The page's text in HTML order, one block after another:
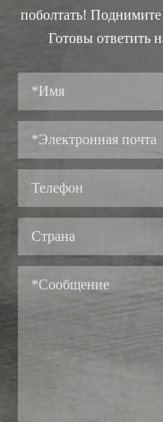
поболтать!
Готовы ответить